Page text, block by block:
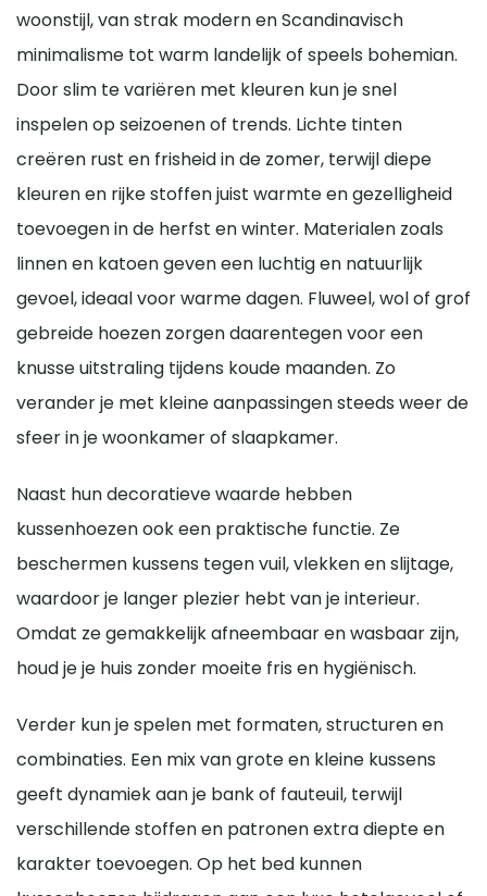
woonstijl, van strak modern en Scandinavisch
minimalisme tot warm landelijk of speels bohemian.
Door slim te variëren met kleuren kun je snel
inspelen op seizoenen of trends. Lichte tinten
creëren rust en frisheid in de zomer, terwijl diepe
kleuren en rijke stoffen juist warmte en gezelligheid
toevoegen in de herfst en winter. Materialen zoals
linnen en katoen geven een luchtig en natuurlijk
gevoel, ideaal voor warme dagen. Fluweel, wol of grof
gebreide hoezen zorgen daarentegen voor een
knusse uitstraling tijdens koude maanden. Zo
verander je met kleine aanpassingen steeds weer de
sfeer in je woonkamer of slaapkamer.
Naast hun decoratieve waarde hebben
kussenhoezen ook een praktische functie. Ze
beschermen kussens tegen vuil, vlekken en slijtage,
waardoor je langer plezier hebt van je interieur.
Omdat ze gemakkelijk afneembaar en wasbaar zijn,
houd je je huis zonder moeite fris en hygiënisch.
Verder kun je spelen met formaten, structuren en
combinaties. Een mix van grote en kleine kussens
geeft dynamiek aan je bank of fauteuil, terwijl
verschillende stoffen en patronen extra diepte en
karakter toevoegen. Op het bed kunnen